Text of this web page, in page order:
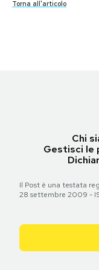
Notifiche mobile
Torna all'articolo
foto: Ron Case/Keystone/
foto: Keystone/Getty
Chi
Gestisci le
Il Post è una testata
28 settembre 2009 -